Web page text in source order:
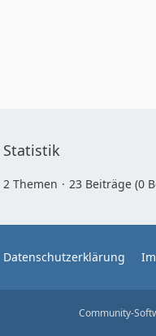
Statistik
2 Themen 23 Beiträge (0
Datenschutzerklärung
Community-